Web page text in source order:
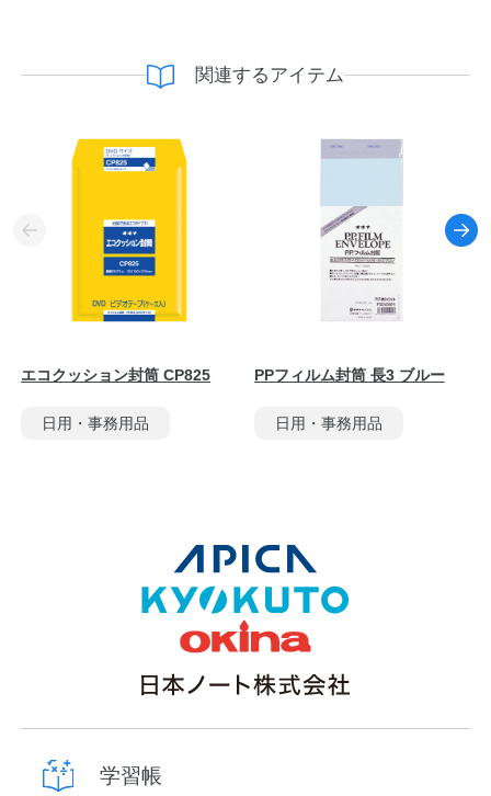
関連するアイテム
エコクッション封筒 CP825
日用・事務用品
PPフィルム封筒 長3 ブルー
日用・事務用品
学習帳